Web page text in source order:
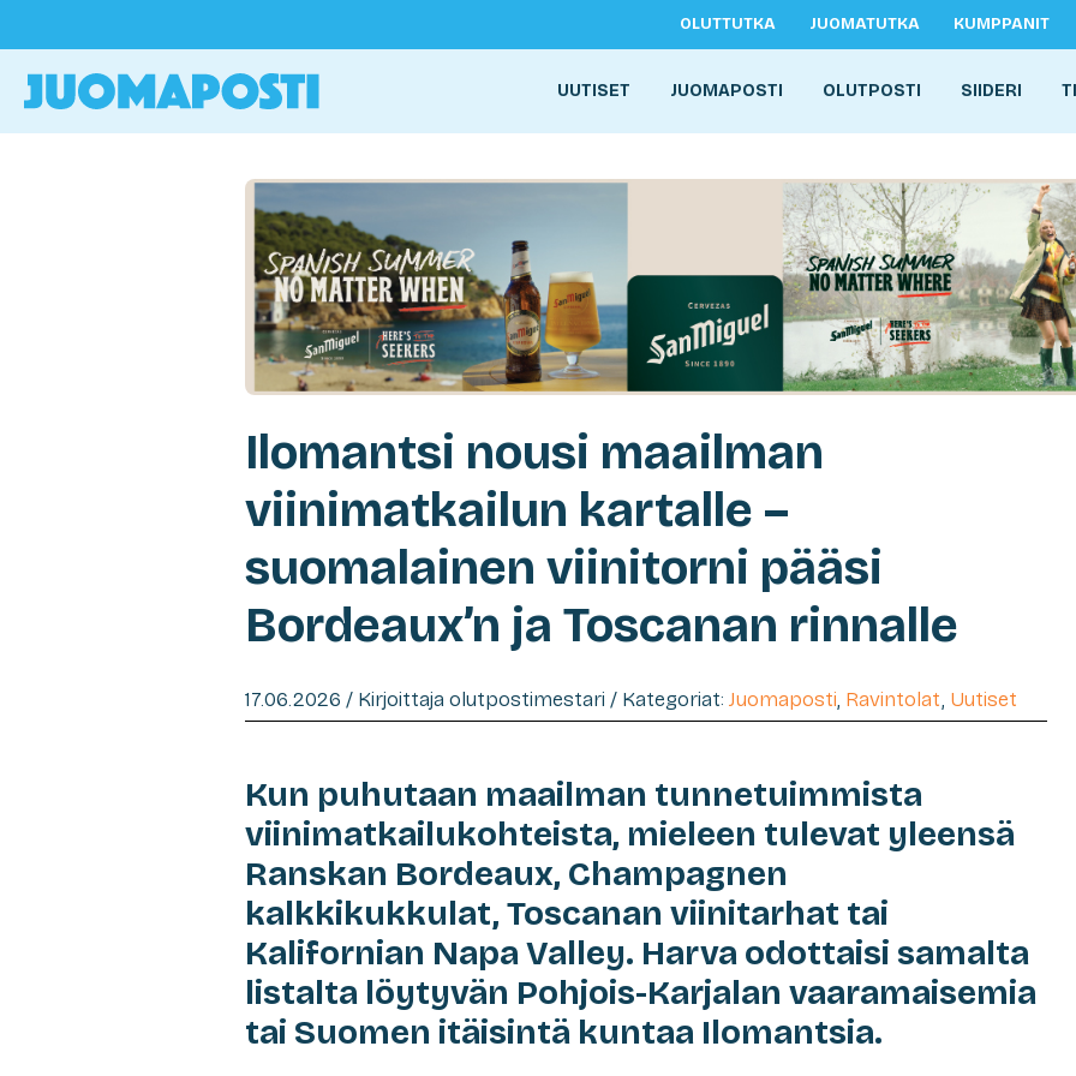
OLUTTUTKA JUOMATUTKA KUMPPANIT
UUTISET JUOMAPOSTI OLUTPOSTI SIIDERI
Ilomantsi nousi maailman
viinimatkailun kartalle –
suomalainen viinitorni pääsi
Bordeaux’n ja Toscanan rinnalle
17.06.2026 / Kirjoittaja olutpostimestari / Kategoriat: Juomaposti, Ravintolat, Uutiset
Kun puhutaan maailman tunnetuimmista
viinimatkailukohteista, mieleen tulevat yleensä
Ranskan Bordeaux, Champagnen
kalkkikukkulat, Toscanan viinitarhat tai
Kalifornian Napa Valley. Harva odottaisi samalta
listalta löytyvän Pohjois-Karjalan vaaramaisemia
tai Suomen itäisintä kuntaa Ilomantsia.